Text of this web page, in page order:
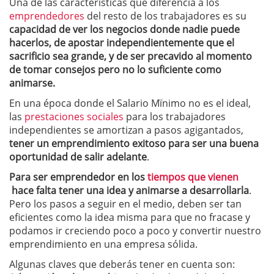
emprendedores del resto de los trabajadores es su
capacidad de ver los negocios donde nadie puede
hacerlos, de apostar independientemente que el
sacrificio sea grande, y de ser precavido al momento
de tomar consejos pero no lo suficiente como
animarse.
En una época donde el Salario Mïnimo no es el ideal,
las prestaciones sociales para los trabajadores
independientes se amortizan a pasos agigantados,
tener un emprendimiento exitoso para ser una buena
oportunidad de salir adelante.
Para ser emprendedor en lostiempos que vienen
hace falta tener una idea y animarse a desarrollarla.
Pero los pasos a seguir en el medio, deben ser tan
eficientes como la idea misma para que no fracase y
podamos ir creciendo poco a poco y convertir nuestro
emprendimiento en una empresa sólida.
Algunas claves que deberás tener en cuenta son: